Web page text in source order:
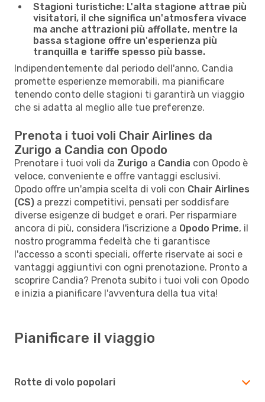
Stagioni turistiche: L'alta stagione attrae più
visitatori, il che significa un'atmosfera vivace
ma anche attrazioni più affollate, mentre la
bassa stagione offre un'esperienza più
tranquilla e tariffe spesso più basse.
Indipendentemente dal periodo dell'anno, Candia
promette esperienze memorabili, ma pianificare
tenendo conto delle stagioni ti garantirà un viaggio
che si adatta al meglio alle tue preferenze.
Prenota i tuoi voli Chair Airlines da
Zurigo a Candia con Opodo
Prenotare i tuoi voli da Zurigo a Candia con Opodo è
veloce, conveniente e offre vantaggi esclusivi.
Opodo offre un'ampia scelta di voli con Chair Airlines
(CS) a prezzi competitivi, pensati per soddisfare
diverse esigenze di budget e orari. Per risparmiare
ancora di più, considera l'iscrizione a Opodo Prime, il
nostro programma fedeltà che ti garantisce
l'accesso a sconti speciali, offerte riservate ai soci e
vantaggi aggiuntivi con ogni prenotazione. Pronto a
scoprire Candia? Prenota subito i tuoi voli con Opodo
e inizia a pianificare l'avventura della tua vita!
Pianificare il viaggio
Rotte di volo popolari